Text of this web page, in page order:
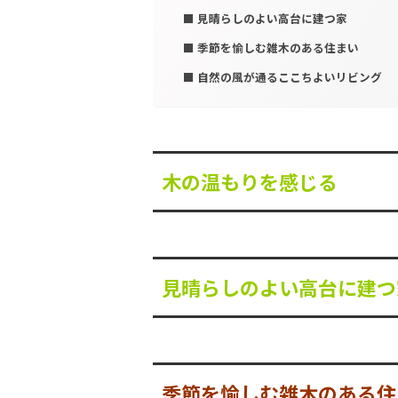
見晴らしのよい高台に建つ家
季節を愉しむ雑木のある住まい
自然の風が通るここちよいリビング
木の温もりを感じる
見晴らしのよい高台に建